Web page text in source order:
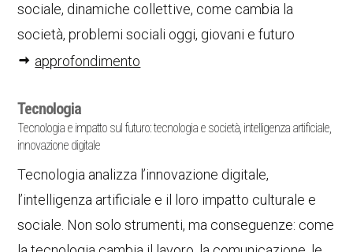
sociale, dinamiche collettive, come cambia la
società, problemi sociali oggi, giovani e futuro
approfondimento
Tecnologia
Tecnologia e impatto sul futuro: tecnologia e società, intelligenza artificiale,
innovazione digitale
Tecnologia analizza l’innovazione digitale,
l’intelligenza artificiale e il loro impatto culturale e
sociale. Non solo strumenti, ma conseguenze: come